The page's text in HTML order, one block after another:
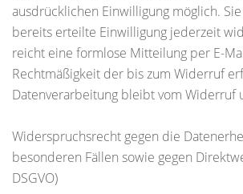
ausdrücklichen Einwilligung möglich.
bereits erteilte Einwilligung jederzeit
reicht eine formlose Mitteilung per E-
Rechtmäßigkeit der bis zum Widerruf
Datenverarbeitung bleibt vom Widerruf
Widerspruchsrecht gegen die
besonderen Fällen sowie gegen
DSGVO)